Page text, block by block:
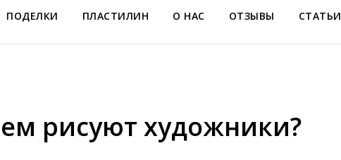
ПОДЕЛКИ ПЛАСТИЛИН О НАС ОТЗЫВЫ СТАТЬИ
рисуют художники?